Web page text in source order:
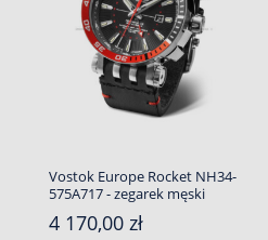
Vostok Europe Rocket NH34-
575A717 - zegarek męski
4 170,00 zł